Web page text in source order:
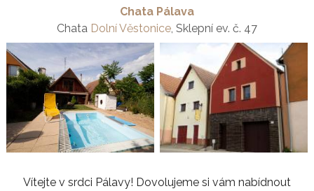
Chata Pálava
Chata Dolní Věstonice, Sklepní ev. č. 47
Vítejte v srdci Pálavy! Dovolujeme si vám nabídnout